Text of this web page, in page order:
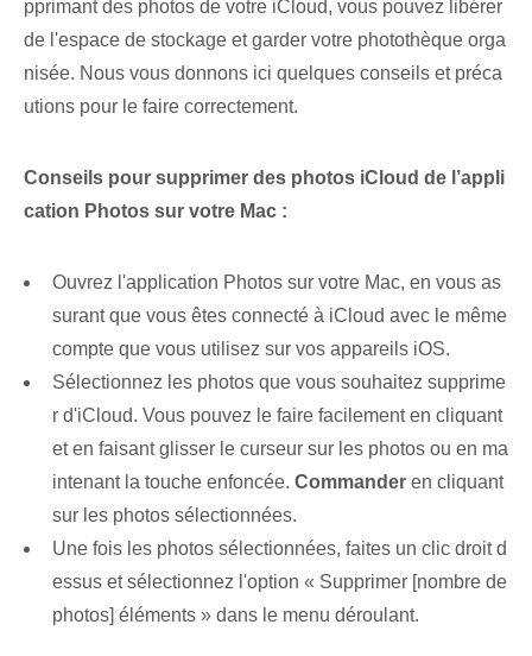
pprimant des photos de votre iCloud, vous pouvez libérer
de l'espace de stockage et garder votre photothèque orga
nisée. Nous vous donnons ici quelques conseils et préca
utions pour le faire correctement.
Conseils pour supprimer des photos iCloud de l’appli
cation Photos sur votre Mac :
Ouvrez l'application Photos sur votre Mac, en vous as
surant que vous êtes connecté à iCloud avec le même
compte que vous utilisez sur vos appareils iOS.
Sélectionnez les photos que vous souhaitez supprime
r d'iCloud. Vous pouvez le faire facilement en cliquant
et en faisant glisser le curseur sur les photos ou en ma
intenant la touche enfoncée. Commander en cliquant
sur les photos sélectionnées.
Une fois les photos sélectionnées, faites un clic droit d
essus et sélectionnez l'option « Supprimer [nombre de
photos] éléments » dans le menu déroulant.